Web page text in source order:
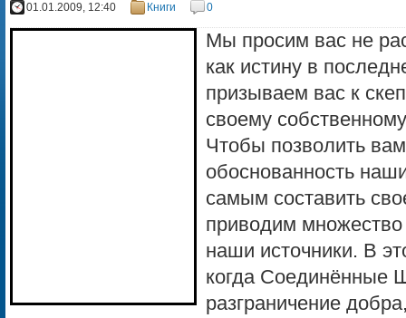
01.01.2009, 12:40 Книги 0
Мы просим вас не
как истину в
призываем вас к
своему
Чтобы позволить
обоснованность
самым составить
приводим
наши источники. В
когда Соединённые
разграничение